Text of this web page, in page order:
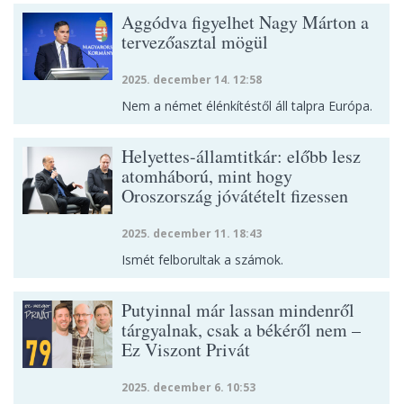
Aggódva figyelhet Nagy Márton a
tervezőasztal mögül
2025. december 14. 12:58
Nem a német élénkítéstől áll talpra Európa.
Helyettes-államtitkár: előbb lesz
atomháború, mint hogy
Oroszország jóvátételt fizessen
2025. december 11. 18:43
Ismét felborultak a számok.
Putyinnal már lassan mindenről
tárgyalnak, csak a békéről nem –
Ez Viszont Privát
2025. december 6. 10:53